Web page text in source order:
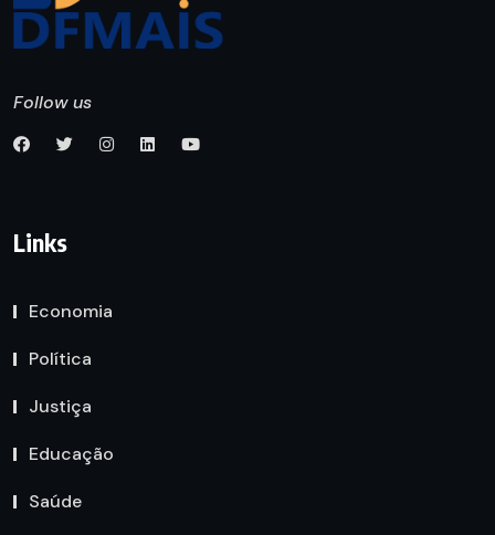
Follow us
Links
Economia
Política
Justiça
Educação
Saúde